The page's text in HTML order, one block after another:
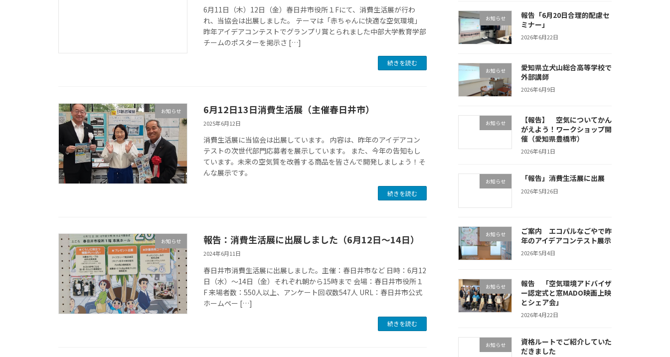
6月11日（木）12日（金）春日井市役所１Fにて、消費生活展が行わ
れ、当協会は出展しました。 テーマは「赤ちゃんに快適な空気環境」
昨年アイデアコンテストでグランプリ賞とられました中部大学教育学部
チームのポスターを掲示さ […]
続きを読む
お知らせ 6月12日13日消費生活展（主催春日井市）
2025年6月12日
消費生活展に当協会は出展しています。 内容は、昨年のアイデアコン
テストの次世代部門応募者を展示しています。 また、今年の告知もし
ています。未来の空気質を改善する商品を皆さんで開発しましょう！そ
んな展示です。
続きを読む
お知らせ 報告：消費生活展に出展しました（6月12日～14日）
2024年6月11日
春日井市消費生活展に出展しました。主催：春日井市など 日時：6月12
日（水）～14日（金）それぞれ朝から15時まで 会場：春日井市役所１
F 来場者数：550人以上、アンケート回収数547人 URL：春日井市公式
ホームペー […]
続きを読む
お知らせ
報告「6月20日合理的配慮セ
ミナー」
2026年6月22日
お知らせ
愛知県立犬山総合高等学校で
外部講師
2026年6月9日
お知らせ
【報告】 空気についてかん
がえよう！ワークショップ開
催（愛知県豊橋市）
2026年6月1日
お知らせ 「報告」消費生活展に出展
2026年5月26日
お知らせ
ご案内 エコパルなごやで昨
年のアイデアコンテスト展示
2026年5月4日
お知らせ
報告 「空気環境アドバイザ
ー認定式と窓MADO映画上映
とシェア会」
2026年4月22日
お知らせ
資格ルートでご紹介していた
だきました